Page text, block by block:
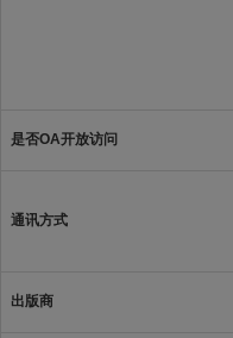
是否OA开放访问
通讯方式
出版商